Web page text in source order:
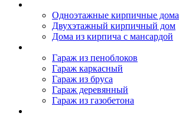
Одноэтажные кирпичные дома
Двухэтажный кирпичный дом
Дома из кирпича с мансардой
Гараж из пеноблоков
Гараж каркасный
Гараж из бруса
Гараж деревянный
Гараж из газобетона